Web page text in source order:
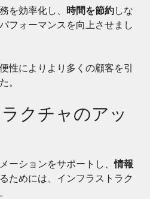
を効率化し、 時間を節約しな
フォーマンスを向上させまし
性によりより多くの顧客を引
。
クチャのアッ
ーションをサポートし、情報
ためには、インフラストラク